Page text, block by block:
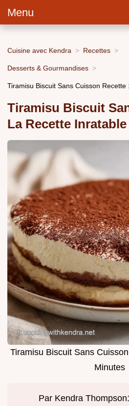
Menu
Cuisine avec Kendra Recettes
Desserts & Gourmandises
Tiramisu Biscuit Sans Cuisson
Tiramisu Biscuit
La Recette Inratable
Tiramisu Biscuit Sans
Minutes
Par Kendra Thompson